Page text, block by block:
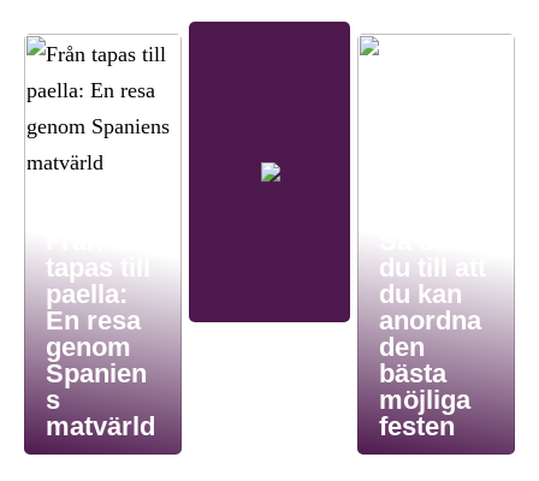
tapas till
paella:
En resa
genom
Spanien
s
matvärld
du till att
du kan
anordna
den
bästa
möjliga
festen